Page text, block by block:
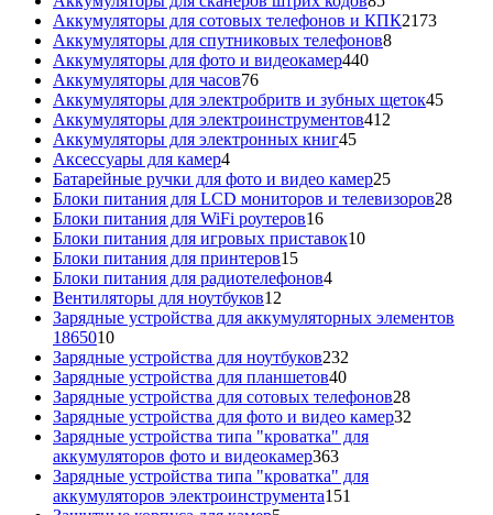
товаров
Аккумуляторы для сотовых телефонов и КПК21732173
Аккумуляторы для спутниковых телефонов88
Аккумуляторы для фото и видеокамер440440
Аккумуляторы для часов7676
товаров
Аккумуляторы для электробритв и зубных щеток4545
Аккумуляторы для электроинструментов412
Аккумуляторы для электронных книг4545
Аксессуары для камер44
товара
Батарейные ручки для фото и видео камер2525
товаров
Блоки питания для LCD мониторов и телевизоров2828
Блоки питания для WiFi роутеров1616
товаров
Блоки питания для игровых приставок1010
Блоки питания для принтеров1515
товаров
Блоки питания для радиотелефонов44
Вентиляторы для ноутбуков12
товаров
Зарядные устройства для аккумуляторных элементов
186501010
товаров
Зарядные устройства для ноутбуков232
Зарядные устройства для планшетов4040
товаров
Зарядные устройства для сотовых телефонов2828
товаров
Зарядные устройства для фото и видео камер32
Зарядные устройства типа "кроватка" для
аккумуляторов фото и видеокамер363363
товара
Зарядные устройства типа "кроватка" для
аккумуляторов электроинструмента151